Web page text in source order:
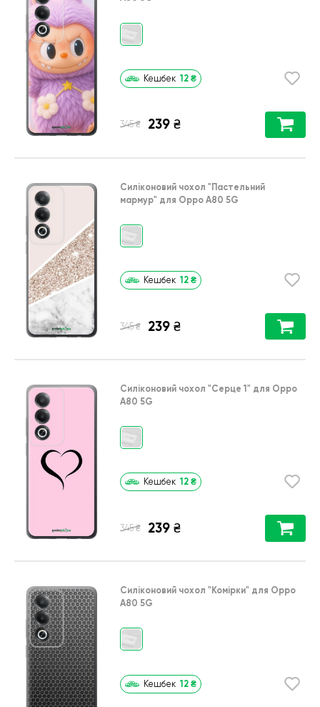
Кешбек 12 ₴
345 ₴ 239 ₴
Силіконовий чохол "Пастельний
мармур" для Oppo A80 5G
Кешбек 12 ₴
345 ₴ 239 ₴
Силіконовий чохол "Серце 1" для Oppo
A80 5G
Кешбек 12 ₴
345 ₴ 239 ₴
Силіконовий чохол "Комірки" для Oppo
A80 5G
Кешбек 12 ₴